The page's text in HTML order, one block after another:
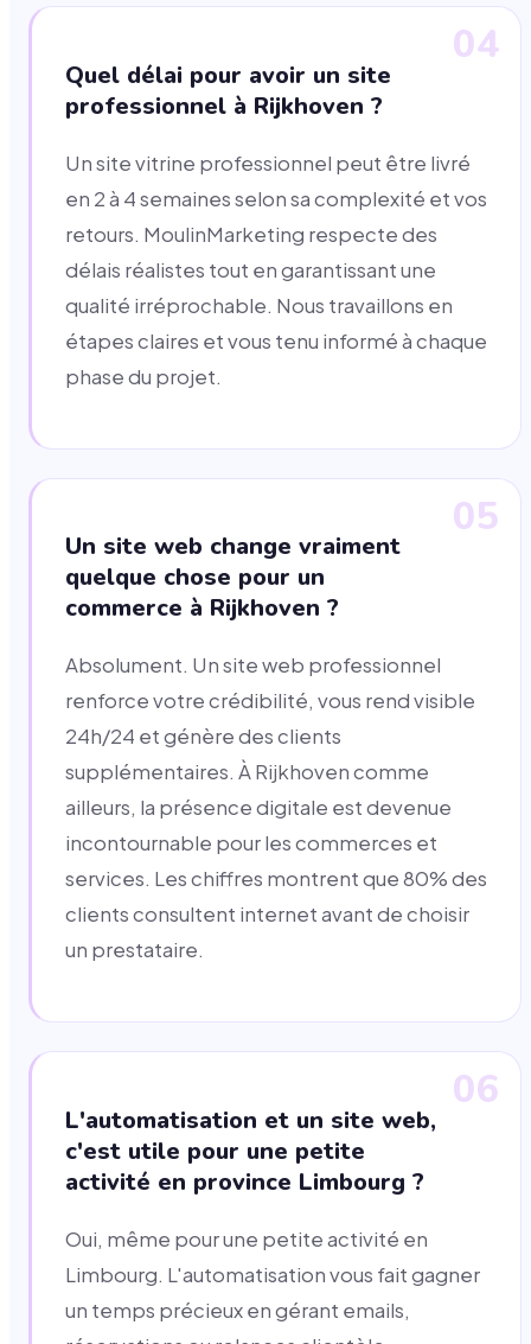
04
Quel délai pour avoir un site
professionnel à Rijkhoven ?
Un site vitrine professionnel peut être livré
en 2 à 4 semaines selon sa complexité et vos
retours. MoulinMarketing respecte des
délais réalistes tout en garantissant une
qualité irréprochable. Nous travaillons en
étapes claires et vous tenu informé à chaque
phase du projet.
05
Un site web change vraiment
quelque chose pour un
commerce à Rijkhoven ?
Absolument. Un site web professionnel
renforce votre crédibilité, vous rend visible
24h/24 et génère des clients
supplémentaires. À Rijkhoven comme
ailleurs, la présence digitale est devenue
incontournable pour les commerces et
services. Les chiffres montrent que 80% des
clients consultent internet avant de choisir
un prestataire.
06
L'automatisation et un site web,
c'est utile pour une petite
activité en province Limbourg ?
Oui, même pour une petite activité en
Limbourg. L'automatisation vous fait gagner
un temps précieux en gérant emails,